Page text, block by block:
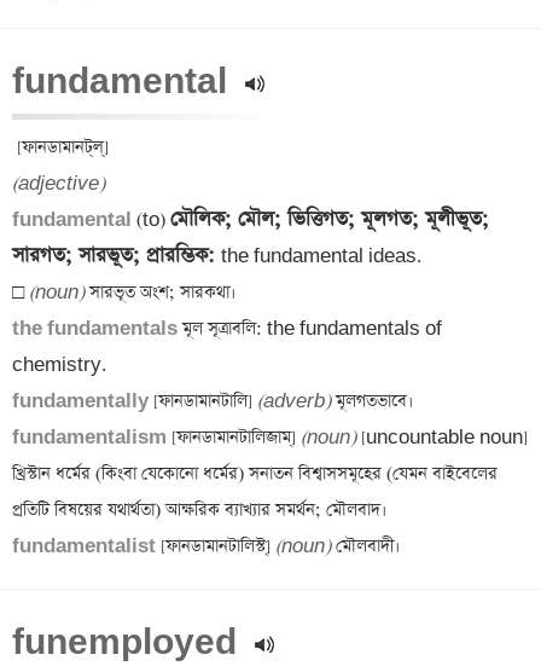
fundamental
(adjective)
fundamental (to) মৌলিক; মৌল; ভিত্তিগত; মূলগত; মূলীভূত;
সারগত; সারভূত; প্রারম্ভিক: the fundamental ideas.
□ (noun)
the fundamentals মূল সূত্রাবলি: the fundamentals of
fundamentally [ফানডামানটালি] (adverb)
fundamentalism
[ফানডামানটালিজাম্‌] (noun) [uncountable noun]
খ্রিস্টান ধর্মের (কিংবা যেকোনো ধর্মের) সনাতন বিশ্বাসসমূহের (যেমন বাইবেলের
fundamentalist [ফানডামানটালিস্ট্] (noun)
funemployed